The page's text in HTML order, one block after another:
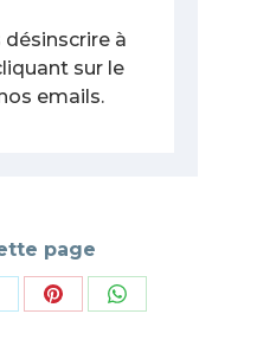
à
sur le
emails.
page
PartagerPartager